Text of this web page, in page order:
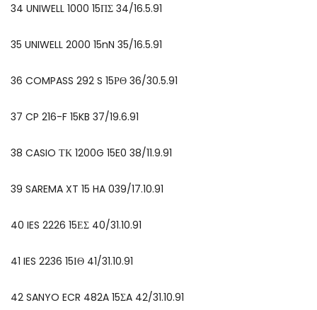
34 UNIWELL 1000 15ΠΣ 34/16.5.91
35 UNIWELL 2000 15nN 35/16.5.91
36 COMPASS 292 S 15ΡΘ 36/30.5.91
37 CP 216-F 15KB 37/19.6.91
38 CASIO ΤΚ 1200G 15E0 38/11.9.91
39 SAREMA XT 15 HA 039/17.10.91
40 IES 2226 15ΕΣ 40/31.10.91
41 IES 2236 15ΙΘ 41/31.10.91
42 SANYO ECR 482A 15ΣA 42/31.10.91